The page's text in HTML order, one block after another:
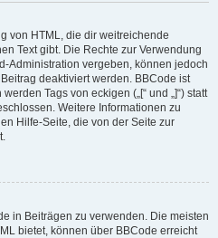
von HTML, die dir weitreichende
Text gibt. Die Rechte zur Verwendung
Administration vergeben, können jedoch
deaktiviert werden. BBCode ist
Tags von eckigen („[“ und „]“) statt
Weitere Informationen zu
Hilfe-Seite, die von der Seite zur
in Beiträgen zu verwenden. Die meisten
bietet, können über BBCode erreicht